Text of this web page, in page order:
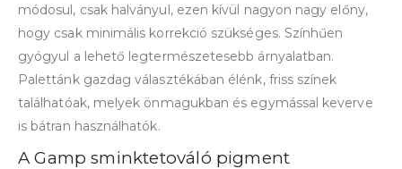
módosul, csak halványul, ezen kívül nagyon nagy előny,
hogy csak minimális korrekció szükséges. Színhűen
gyógyul a lehető legtermészetesebb árnyalatban.
Palettánk gazdag választékában élénk, friss színek
találhatóak, melyek önmagukban és egymással keverve
is bátran használhatók.
A Gamp sminktetováló pigment